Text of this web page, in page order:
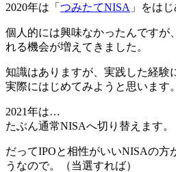
2020年は「 つみたてNISA 」をは
個人的には興味なかったんですが
れる機会が増えてきました。
知識はありますが、実践した経験
実際にはじめてみようと思います。
2021年は…
たぶん通常NISAへ切り替えます。
だってIPOと相性がいいNISAの方
うなので。
（当選すれば）